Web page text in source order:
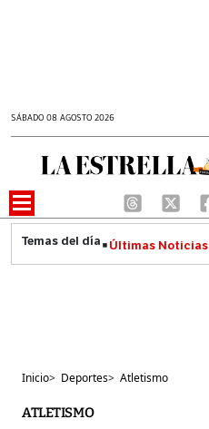
SÁBADO 08 AGOSTO 2026
Últimas Noticias
Inicio> Deportes> Atletismo
ATLETISMO